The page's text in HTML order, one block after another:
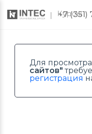
Курсы
+7 (351)
Для
сайтов"
регистрация